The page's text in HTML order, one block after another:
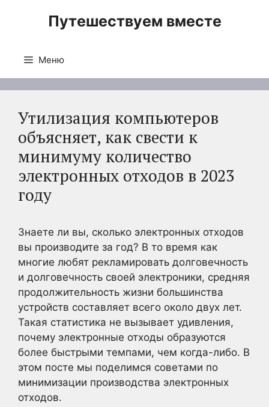
Путешествуем вместе
Меню
Утилизация компьютеров
объясняет, как свести к
минимуму количество
электронных отходов в 2023
году
Знаете ли вы, сколько электронных отходов
вы производите за год? В то время как
многие любят рекламировать долговечность
и долговечность своей электроники, средняя
продолжительность жизни большинства
устройств составляет всего около двух лет.
Такая статистика не вызывает удивления,
почему электронные отходы образуются
более быстрыми темпами, чем когда-либо. В
этом посте мы поделимся советами по
минимизации производства электронных
отходов.